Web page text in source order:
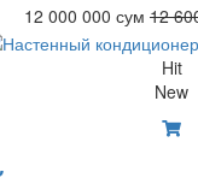
12 000 000 сум 12
Hit
New